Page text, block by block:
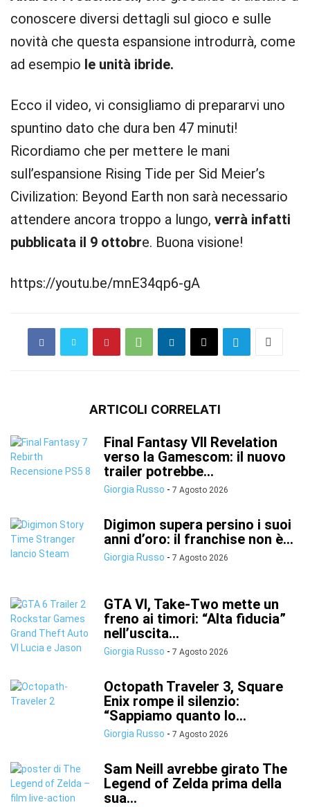
conoscere diversi dettagli sul gioco e sulle
novità che questa espansione introdurrà, come
ad esempio le unità ibride.
Ecco il video, vi consigliamo di prepararvi uno
spuntino dato che dura ben 47 minuti!
Ricordiamo che per mettere le mani
sull’espansione Rising Tide per Sid Meier’s
Civilization: Beyond Earth non sarà necessario
attendere ancora troppo a lungo, verrà infatti
pubblicata il 9 ottobre. Buona visione!
https://youtu.be/mnE34qp6-gA
ARTICOLI CORRELATI
Final Fantasy VII Revelation
verso la Gamescom: il nuovo
trailer potrebbe...
Giorgia Russo - 7 Agosto 2026
Digimon supera persino i suoi
anni d’oro: il franchise non è...
Giorgia Russo - 7 Agosto 2026
GTA VI, Take-Two mette un
freno ai timori: “Alta fiducia”
nell’uscita...
Giorgia Russo - 7 Agosto 2026
Octopath Traveler 3, Square
Enix rompe il silenzio:
“Sappiamo quanto lo...
Giorgia Russo - 7 Agosto 2026
Sam Neill avrebbe girato The
Legend of Zelda prima della
sua...